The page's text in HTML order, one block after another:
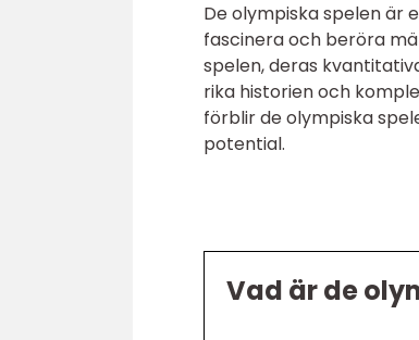
De olympiska spelen är
fascinera och beröra
spelen, deras
rika historien och
förblir de olympiska
potential.
Vad är de